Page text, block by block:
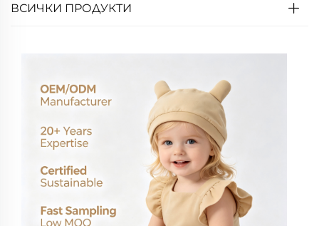
ВСИЧКИ ПРОДУКТИ